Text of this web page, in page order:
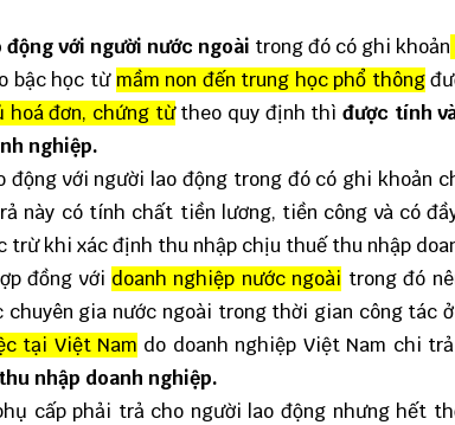
động với người nước ngoài trong đó có ghi khoản
bậc học từ mầm non đến trung học phổ thông
hoá đơn, chứng từtheo quy định thì được tính
nghiệp.
động với người lao động trong đó có ghi khoản
này có tính chất tiền lương, tiền công và có
khi xác định thu nhập chịu thuế thu nhập
đồng với doanh nghiệp nước ngoài trong đó
gia nước ngoài trong thời gian công tác
tại Việt Nam do doanh nghiệp Việt Nam chi trả
nhập doanh nghiệp.
cấp phải trả cho người lao động nhưng hết